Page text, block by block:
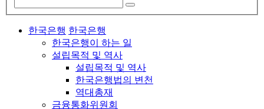
한국은행 한국은행
한국은행이 하는 일
설립목적 및 역사
설립목적 및 역사
한국은행법의 변천
역대총재
금융통화위원회